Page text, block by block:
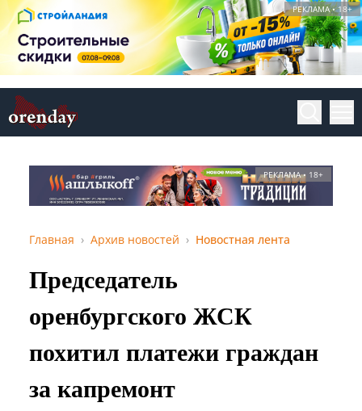
РЕКЛАМА • 18+
РЕКЛАМА • 18+
Главная Архив новостей Новостная лента
Председатель
оренбургского ЖСК
похитил платежи граждан
за капремонт